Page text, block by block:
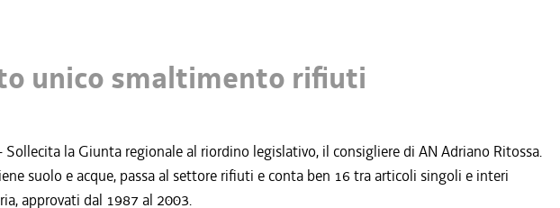
unico smaltimento rifiuti
Sollecita la Giunta regionale al riordino legislativo, il consigliere di AN Adriano Ritossa.
suolo e acque, passa al settore rifiuti e conta ben 16 tra articoli singoli e interi
approvati dal 1987 al 2003.